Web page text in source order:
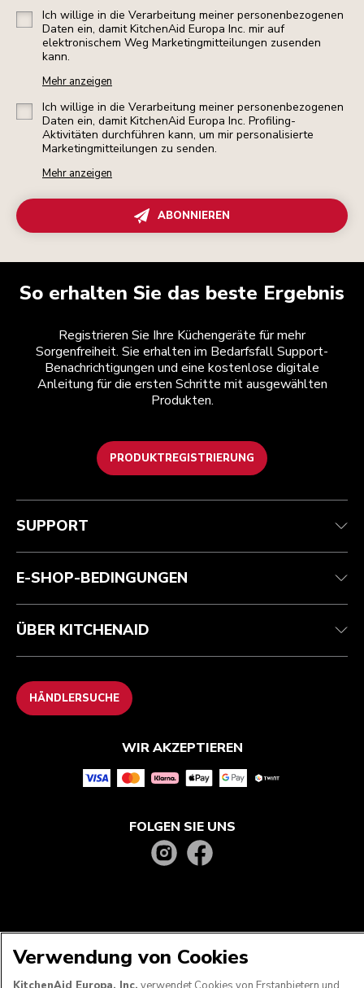
Ich willige in die Verarbeitung meiner personenbezogenen
Daten ein, damit KitchenAid Europa Inc. mir auf
elektronischem Weg Marketingmitteilungen zusenden
kann.
Mehr anzeigen
Ich willige in die Verarbeitung meiner personenbezogenen
Daten ein, damit KitchenAid Europa Inc. Profiling-
Aktivitäten durchführen kann, um mir personalisierte
Marketingmitteilungen zu senden.
Mehr anzeigen
ABONNIEREN
So erhalten Sie das beste Ergebnis
Registrieren Sie Ihre Küchengeräte für mehr
Sorgenfreiheit. Sie erhalten im Bedarfsfall Support-
Benachrichtigungen und eine kostenlose digitale
Anleitung für die ersten Schritte mit ausgewählten
Produkten.
PRODUKTREGISTRIERUNG
Kundenservice
Garantie und Dokumente
Kontaktieren Sie uns.
Teilnahmebedingungen
Rückgaben und Erstattungen
Impressum
ODR
Die Marke
Händlersuche
SUPPORT
E-SHOP-BEDINGUNGEN
ÜBER KITCHENAID
HÄNDLERSUCHE
WIR AKZEPTIEREN
FOLGEN SIE UNS
Verwendung von Cookies